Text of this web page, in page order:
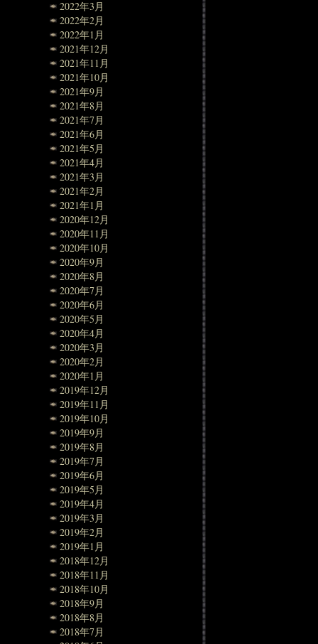
2022年3月
2022年2月
2022年1月
2021年12月
2021年11月
2021年10月
2021年9月
2021年8月
2021年7月
2021年6月
2021年5月
2021年4月
2021年3月
2021年2月
2021年1月
2020年12月
2020年11月
2020年10月
2020年9月
2020年8月
2020年7月
2020年6月
2020年5月
2020年4月
2020年3月
2020年2月
2020年1月
2019年12月
2019年11月
2019年10月
2019年9月
2019年8月
2019年7月
2019年6月
2019年5月
2019年4月
2019年3月
2019年2月
2019年1月
2018年12月
2018年11月
2018年10月
2018年9月
2018年8月
2018年7月